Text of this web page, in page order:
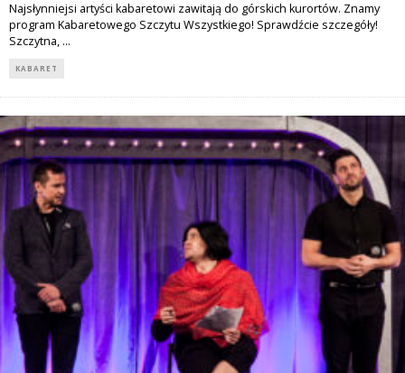
Najsłynniejsi artyści kabaretowi zawitają do górskich kurortów. Znamy
program Kabaretowego Szczytu Wszystkiego! Sprawdźcie szczegóły!
Szczytna, ...
KABARET